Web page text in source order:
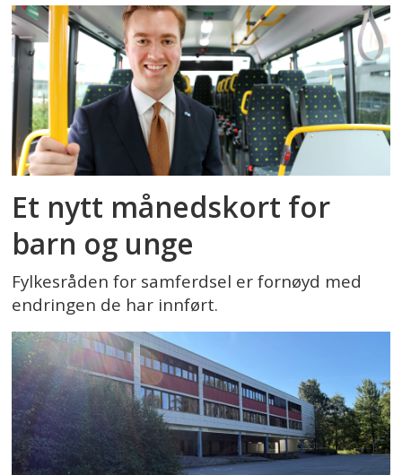
Et nytt månedskort for
barn og unge
Fylkesråden for samferdsel er fornøyd med
endringen de har innført.